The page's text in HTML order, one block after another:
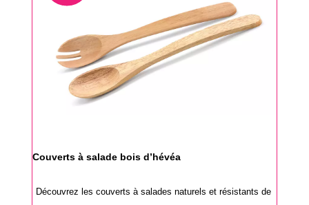
Couverts à salade bois d’hévéa
Découvrez les couverts à salades naturels et résistants de